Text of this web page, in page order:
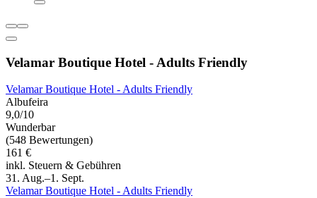
Velamar Boutique Hotel - Adults Friendly
Velamar Boutique Hotel - Adults Friendly
Albufeira
9,0/10
Wunderbar
(548 Bewertungen)
161 €
inkl. Steuern & Gebühren
31. Aug.–1. Sept.
Velamar Boutique Hotel - Adults Friendly